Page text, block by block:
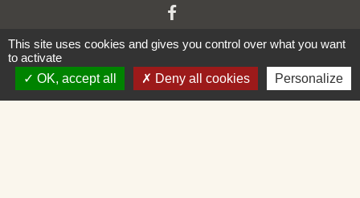
This site uses cookies and gives you control over what you want
to activate
OK, accept all
Deny all cookies Personalize